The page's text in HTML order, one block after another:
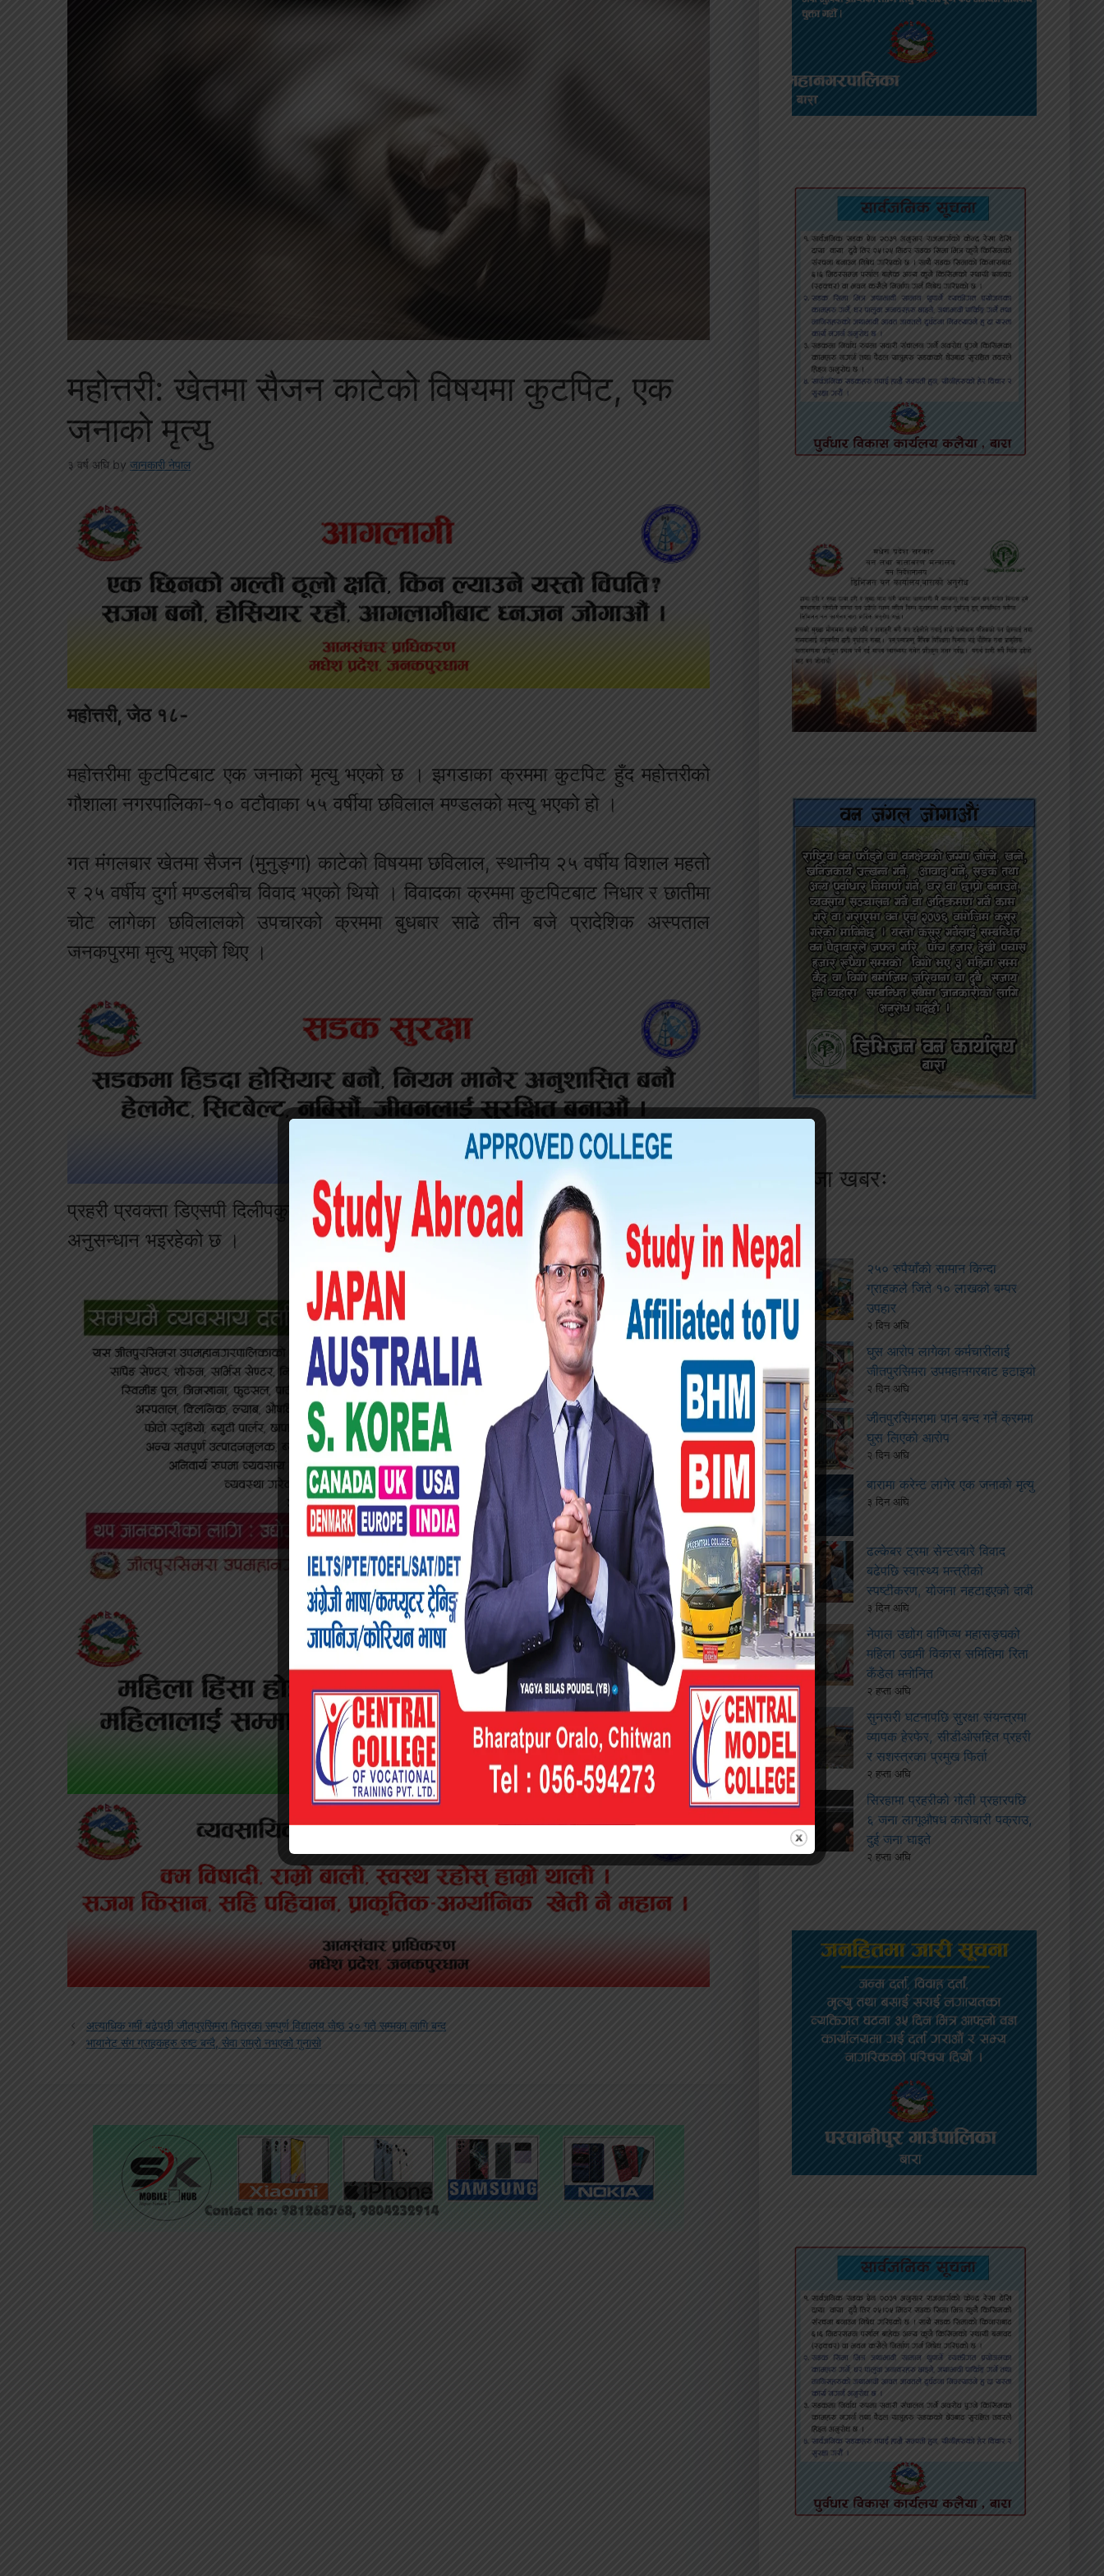
महोत्तरी: खेतमा सैजन काटेको विषयमा कुटपिट, एक
जनाको मृत्यु
३ वर्ष अघि by जानकारी नेपाल
महोत्तरी, जेठ १८-
महोत्तरीमा कुटपिटबाट एक जनाको मृत्यु भएको छ । झगडाका क्रममा कुटपिट हुँद महोत्तरीको
गौशाला नगरपालिका-१० वटौवाका ५५ वर्षीया छविलाल मण्डलको मत्यु भएको हो ।
गत मंगलबार खेतमा सैजन (मुनुङ्गा) काटेको विषयमा छविलाल, स्थानीय २५ वर्षीय विशाल महतो
र २५ वर्षीय दुर्गा मण्डलबीच विवाद भएको थियो । विवादका क्रममा कुटपिटबाट निधार र छातीमा
चोट लागेका छविलालको उपचारको क्रममा बुधबार साढे तीन बजे प्रादेशिक अस्पताल
जनकपुरमा मृत्यु भएको थिए ।
प्रहरी प्रवक्ता डिएसपी दिलीपकुमार गिरीका अनुसार कुटपिट गर्ने दुवै जनालाई पक्राउ गरी थप
अनुसन्धान भइरहेको छ ।
अत्याधिक गर्मी बढेपछी जीतपुरसिमरा भित्रका सम्पुर्ण विद्यालय जेष्ठ २० गते सम्मका लागि बन्द
भायानेट संग ग्राहकहरु रुष्ट बन्दै, सेवा राम्रो नभएको गुनासो
ताजा खबरः
२५० रुपैयाँको सामान किन्दा
ग्राहकले जिते १० लाखको बम्पर
उपहार
२ दिन अघि
घुस आरोप लागेका कर्मचारीलाई
जीतपुरसिमरा उपमहानगरबाट हटाइयो
२ दिन अघि
जीतपुरसिमरामा पान बन्द गर्ने क्रममा
घुस लिएको आरोप
२ दिन अघि
बारामा करेन्ट लागेर एक जनाको मृत्यु
३ दिन अघि
ढल्केबर ट्रमा सेन्टरबारे विवाद
बढेपछि स्वास्थ्य मन्त्रीको
स्पष्टीकरण, योजना नहटाइएको दाबी
३ दिन अघि
नेपाल उद्योग वाणिज्य महासङ्घको
महिला उद्यमी विकास समितिमा रिता
कँडेल मनोनित
२ हप्ता अघि
सुनसरी घटनापछि सुरक्षा संयन्त्रमा
व्यापक हेरफेर, सीडीओसहित प्रहरी
र सशस्त्रका प्रमुख फिर्ता
२ हप्ता अघि
सिरहामा प्रहरीको गोली प्रहारपछि
६ जना लागूऔषध कारोबारी पक्राउ,
दुई जना घाइते
२ हप्ता अघि